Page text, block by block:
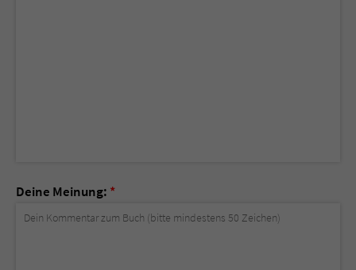
Deine Meinung: *